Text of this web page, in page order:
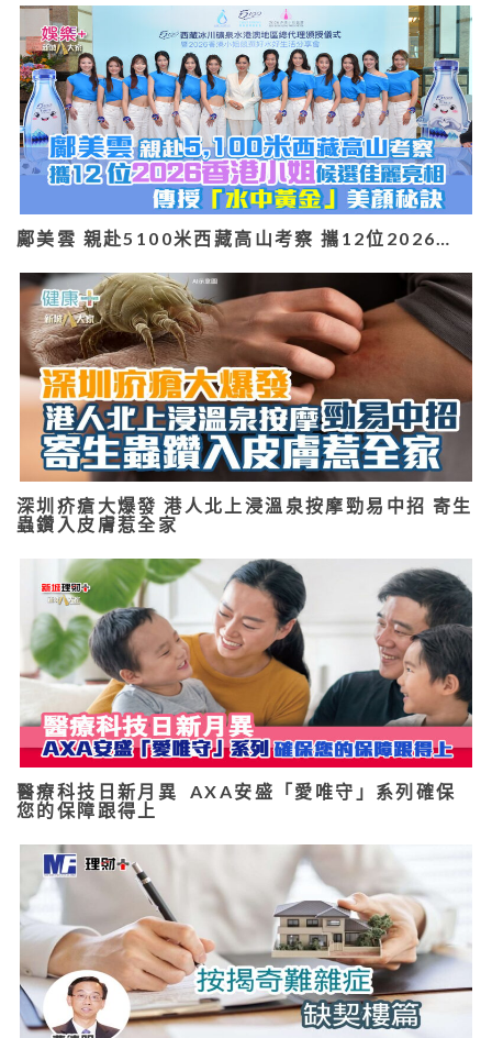
鄺美雲 親赴5100米西藏高山考察 攜12位2026…
深圳疥瘡大爆發 港人北上浸溫泉按摩勁易中招 寄生
蟲鑽入皮膚惹全家
醫療科技日新月異 AXA安盛「愛唯守」系列確保
您的保障跟得上